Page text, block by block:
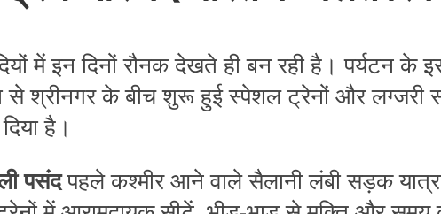
में इन दिनों रौनक देखते ही बन रही है। पर्यटन
श्रीनगर के बीच शुरू हुई स्पेशल ट्रेनों और लग्जरी
है।
पसंदपहले कश्मीर आने वाले सैलानी लंबी सड़क